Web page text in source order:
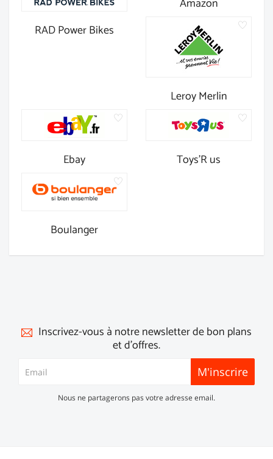
RAD Power Bikes
Leroy Merlin
Ebay Toys'R us
Boulanger
Inscrivez-vous à notre newsletter de bon plans
et d'offres.
M'inscrire
Nous ne partagerons pas votre adresse email.